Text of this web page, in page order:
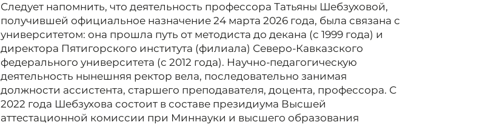
Следует напомнить, что деятельность профессора Татьяны Шебзуховой,
получившей официальное назначение 24 марта 2026 года, была связана с
университетом: она прошла путь от методиста до декана (с 1999 года) и
директора Пятигорского института (филиала) Северо-Кавказского
федерального университета (с 2012 года). Научно-педагогическую
деятельность нынешняя ректор вела, последовательно занимая
должности ассистента, старшего преподавателя, доцента, профессора. С
2022 года Шебзухова состоит в составе президиума Высшей
аттестационной комиссии при Миннауки и высшего образования